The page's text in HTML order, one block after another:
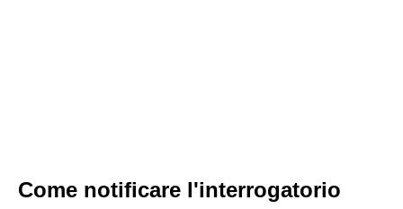
Come notificare l'interrogatorio